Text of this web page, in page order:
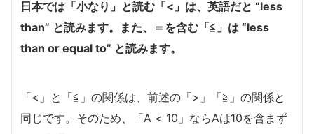
日本では「小なり」と読む「<」は、英語だと “less
than” と読みます。
また、＝を含む「≦」は “less
than or equal to” と読みます。
「<」と「≦」の関係は、前述の「>」「≧」の関係と
同じです。そのため、「A < 10」ならAは10を含まず